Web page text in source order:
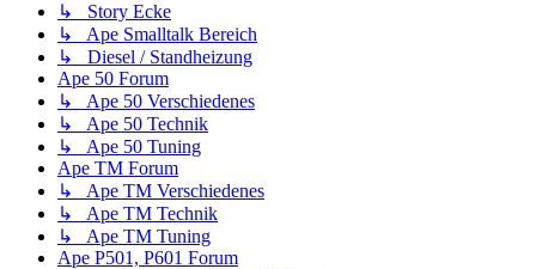
↳ Story Ecke
↳ Ape Smalltalk Bereich
↳ Diesel / Standheizung
Ape 50 Forum
↳ Ape 50 Verschiedenes
↳ Ape 50 Technik
↳ Ape 50 Tuning
Ape TM Forum
↳ Ape TM Verschiedenes
↳ Ape TM Technik
↳ Ape TM Tuning
Ape P501, P601 Forum